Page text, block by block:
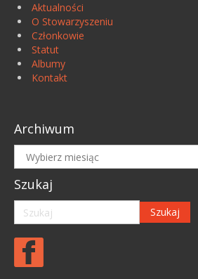
Aktualności
O Stowarzyszeniu
Członkowie
Statut
Albumy
Kontakt
Archiwum
Archiwum
Szukaj